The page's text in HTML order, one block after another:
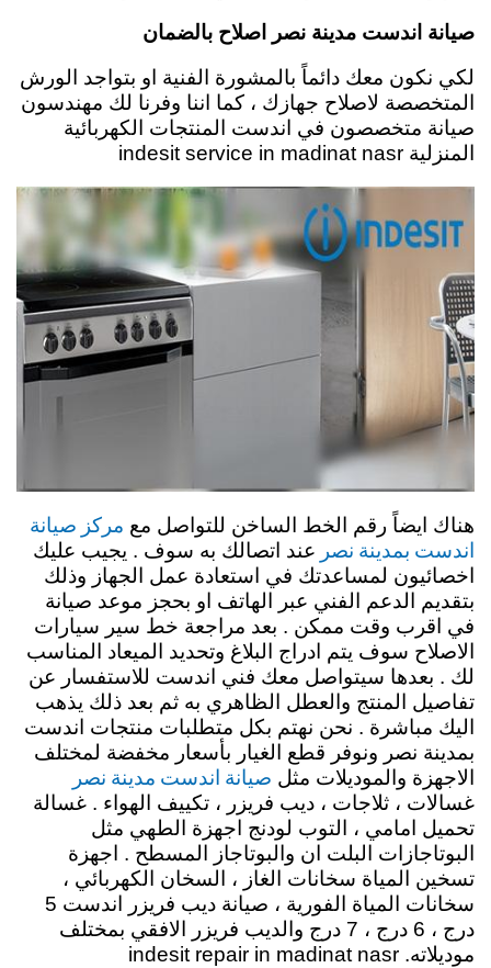
صيانة اندست مدينة نصر اصلاح بالضمان
لكي نكون معك دائماً بالمشورة الفنية او بتواجد الورش
المتخصصة لاصلاح جهازك ، كما اننا وفرنا لك مهندسون
صيانة متخصصون في اندست المنتجات الكهربائية
المنزلية indesit service in madinat nasr
هناك ايضاً رقم الخط الساخن للتواصل مع مركز صيانة
اندست بمدينة نصر عند اتصالك به سوف . يجيب عليك
اخصائيون لمساعدتك في استعادة عمل الجهاز وذلك
بتقديم الدعم الفني عبر الهاتف او بحجز موعد صيانة
في اقرب وقت ممكن . بعد مراجعة خط سير سيارات
الاصلاح سوف يتم ادراج البلاغ وتحديد الميعاد المناسب
لك . بعدها سيتواصل معك فني اندست للاستفسار عن
تفاصيل المنتج والعطل الظاهري به ثم بعد ذلك يذهب
اليك مباشرة . نحن نهتم بكل متطلبات منتجات اندست
بمدينة نصر ونوفر قطع الغيار بأسعار مخفضة لمختلف
الاجهزة والموديلات مثل صيانة اندست مدينة نصر
غسالات ، ثلاجات ، ديب فريزر ، تكييف الهواء . غسالة
تحميل امامي ، التوب لودنج اجهزة الطهي مثل
البوتاجازات البلت ان والبوتاجاز المسطح . اجهزة
تسخين المياة سخانات الغاز ، السخان الكهربائي ،
سخانات المياة الفورية ، صيانة ديب فريزر اندست 5
درج ، 6 درج ، 7 درج والديب فريزر الافقي بمختلف
موديلاته. indesit repair in madinat nasr